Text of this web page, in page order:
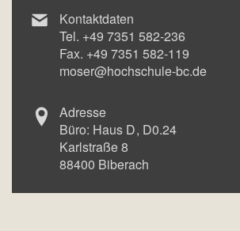
Kontaktdaten
Tel. +49 7351 582-236
Fax. +49 7351 582-119
moser@hochschule-bc.de
Adresse
Büro: Haus D D0.24
Karlstraße 8
88400 Biberach